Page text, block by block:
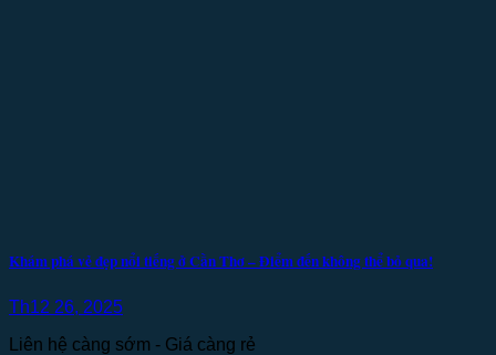
Khám phá vẻ đẹp nổi tiếng ở Cần Thơ – Điểm đến không thể bỏ qua!
Th12 26, 2025
Liên hệ càng sớm - Giá càng rẻ